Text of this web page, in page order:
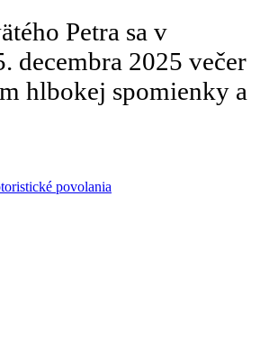
Petra sa v
decembra 2025 večer
hlbokej spomienky a